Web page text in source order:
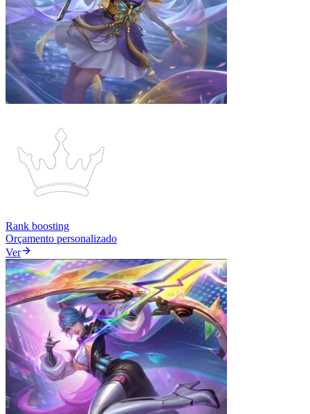
Rank boosting
Orçamento personalizado
Ver